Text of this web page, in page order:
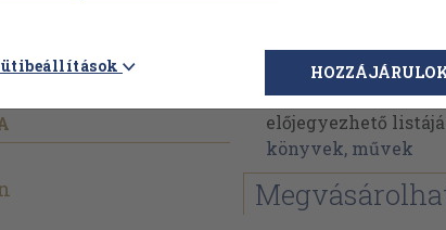
Kati Marton
Kati Marton
előjegyezhető
könyvek, művek